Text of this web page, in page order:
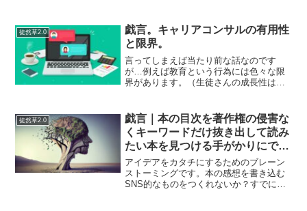
た。メルカリとかでまとめて出品したほ
うがよかったかもしれないと...
徒然草2.0
戯言。キャリアコンサルの有用性
と限界。
言ってしまえば当たり前な話なのです
が…例えば教育という行為には色々な限
界があります。（生徒さんの成長性は無
名のつく者は言います「〇〇は（簡単
だ）ああしてこうすればいいだ...
徒然草2.0
戯言｜本の目次を著作権の侵害な
くキーワードだけ抜き出して読み
たい本を見つける手がかりにでき
ないか？
アイデアをカタチにするためのブレーン
ストーミングです。本の感想を書き込む
SNS的なものをつくれないか？すでに